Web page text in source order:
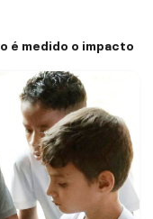
é medido o impacto